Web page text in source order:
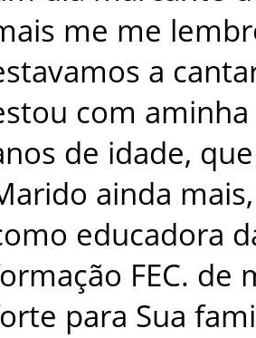
me me
a
com aminha
de idade, que
ainda mais,
educadora
FEC. de
para Sua